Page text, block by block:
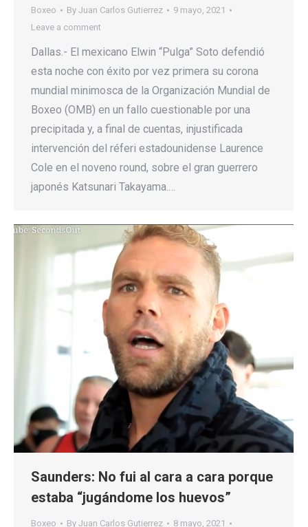
Boxeo By Juan Carlos Gutierrez
9 mayo, 2021
Leave a comment
Dallas.- El mexicano Elwin “Pulga” Soto defendió
esta noche con éxito por vez primera su corona
mundial minimosca de la Organización Mundial de
Boxeo (OMB) en un fallo cuestionable por una
precipitada y, a final de cuentas, injustificada
intervención del réferi estadounidense Laurence
Cole en el noveno round, sobre el gran guerrero
japonés Katsunari Takayama.…
Saunders: No fui al cara a cara porque
estaba “jugándome los huevos”
Boxeo By Juan Carlos Gutierrez 8 mayo, 2021